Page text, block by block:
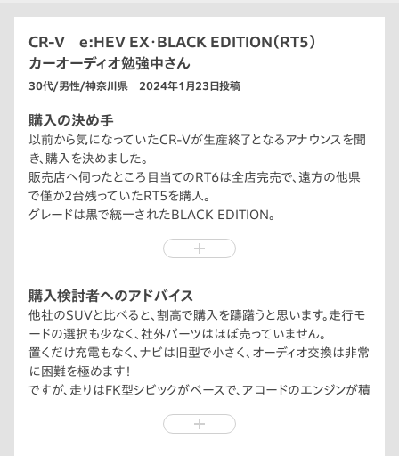
CR-V e:HEV EX・BLACK EDITION（RT5）
カーオーディオ勉強中さん
30代/男性/神奈川県 2024年1月23日投稿
購入の決め手
以前から気になっていたCR-Vが生産終了となるアナウンスを聞
き、購入を決めました。
販売店へ伺ったところ目当てのRT6は全店完売で、遠方の他県
で僅か2台残っていたRT5を購入。
グレードは黒で統一されたBLACK EDITION。
少し背伸びをした買い物ですが、他社でオプション設定されてい
購入検討者へのアドバイス
他社のSUVと比べると、割高で購入を躊躇うと思います。走行モ
ードの選択も少なく、社外パーツはほぼ売っていません。
置くだけ充電もなく、ナビは旧型で小さく、オーディオ交換は非常
に困難を極めます！
ですが、走りはFK型シビックがベースで、アコードのエンジンが積
燃費も2.0Lとは思えない20km/Lを維持してます。